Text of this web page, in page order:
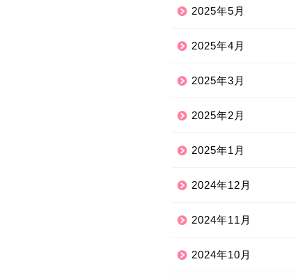
2025年5月
2025年4月
2025年3月
2025年2月
2025年1月
2024年12月
2024年11月
2024年10月